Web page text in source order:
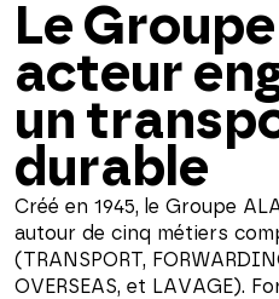
Le
acteur
un
durable
Créé en 1945, le Groupe
autour de cinq métiers
(TRANSPORT,
OVERSEAS, et LAVAGE).